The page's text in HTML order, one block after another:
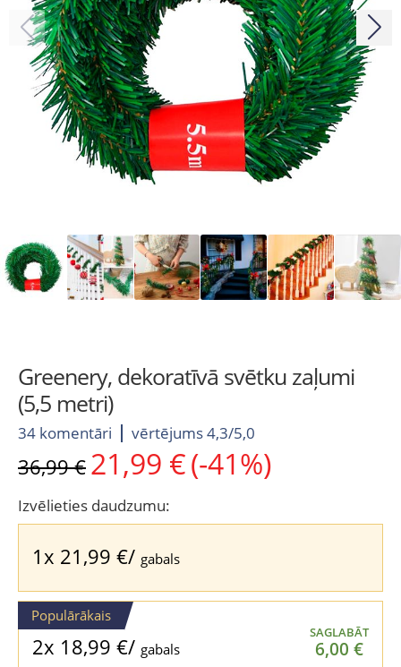
Greenery, dekoratīvā svētku zaļumi
(5,5 metri)
34 komentāri vērtējums 4,3/5,0
36,99€ Original
price
was:
36,99 €.
21,99 € Current
price
21,99 €.
(-41%)
Izvēlieties daudzumu:
1x 21,99 €/ gabals
Populārākais
2x 18,99 €/ gabals
SAGLABĀT
6,00 €